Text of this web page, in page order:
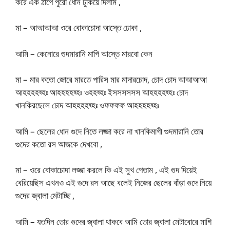
মা – আআআআ ওরে বোকাচোদা আস্তে ঢোকা ,
আমি – কেনোরে গুদমারানি মাগি আস্তে মারবো কেন
মা – মার কতো জোরে মারতে পারিস মার মাদারচোদ, চোদ চোদ আআআআ
আহহহহহ্হঃ আহহহহহ্হঃ ওহহহ্হঃ ইসসসসসস আহহহহহ্হঃ চোদ
খানকিরছেলে চোদ আহহহহহ্হঃ ওফফফফ আহহহহহ্হঃ
আমি – ছেলের ধোন গুদে নিতে লজ্জা করে না খানকিমাগী গুদমারানি তোর
গুদের কতো রস আজকে দেখবো ,
মা – ওরে বোকাচোদা লজ্জা করলে কি এই সুখ পেতাম , এই গুদ দিয়েই
বেরিয়েছিস এখনও এই গুদে রস আছে বলেই নিজের ছেলের বাঁড়া গুদে নিয়ে
গুদের জ্বালা মেটাচ্ছি ,
আমি – যতদিন তোর গুদের জ্বালা থাকবে আমি তোর জ্বালা মেটাবোরে মাগি